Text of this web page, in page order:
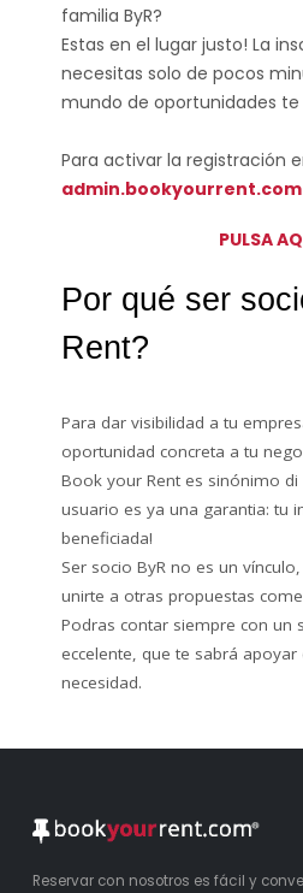
familia ByR?
Estas en el lugar justo! La
necesitas solo de pocos
mundo de oportunidades te
Para activar la registración
admin.bookyourrent.com
PULSA
Por qué ser
Rent?
Para dar visibilidad a tu
oportunidad concreta a tu
Book your Rent es sinónimo di
usuario es ya una garantia: tu
beneficiada!
Ser socio ByR no es un
unirte a otras propuestas
Podras contar siempre con un
eccelente, que te sabrá apoyar
necesidad.
Reservar con nosotros es fácil y